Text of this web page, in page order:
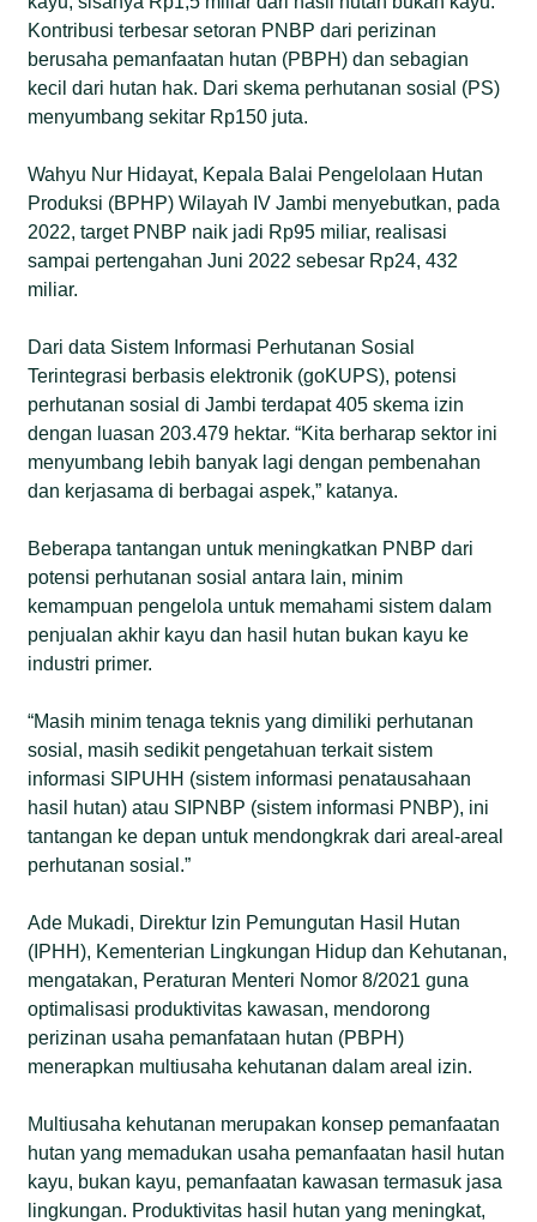
Kontribusi terbesar setoran PNBP dari perizinan
berusaha pemanfaatan hutan (PBPH) dan sebagian
kecil dari hutan hak. Dari skema perhutanan sosial (PS)
menyumbang sekitar Rp150 juta.
Wahyu Nur Hidayat, Kepala Balai Pengelolaan Hutan
Produksi (BPHP) Wilayah IV Jambi menyebutkan, pada
2022, target PNBP naik jadi Rp95 miliar, realisasi
sampai pertengahan Juni 2022 sebesar Rp24, 432
miliar.
Dari data Sistem Informasi Perhutanan Sosial
Terintegrasi berbasis elektronik (goKUPS), potensi
perhutanan sosial di Jambi terdapat 405 skema izin
dengan luasan 203.479 hektar. “Kita berharap sektor ini
menyumbang lebih banyak lagi dengan pembenahan
dan kerjasama di berbagai aspek,” katanya.
Beberapa tantangan untuk meningkatkan PNBP dari
potensi perhutanan sosial antara lain, minim
kemampuan pengelola untuk memahami sistem dalam
penjualan akhir kayu dan hasil hutan bukan kayu ke
industri primer.
“Masih minim tenaga teknis yang dimiliki perhutanan
sosial, masih sedikit pengetahuan terkait sistem
informasi SIPUHH (sistem informasi penatausahaan
hasil hutan) atau SIPNBP (sistem informasi PNBP), ini
tantangan ke depan untuk mendongkrak dari areal-areal
perhutanan sosial.”
Ade Mukadi, Direktur Izin Pemungutan Hasil Hutan
(IPHH), Kementerian Lingkungan Hidup dan Kehutanan,
mengatakan, Peraturan Menteri Nomor 8/2021 guna
optimalisasi produktivitas kawasan, mendorong
perizinan usaha pemanfataan hutan (PBPH)
menerapkan multiusaha kehutanan dalam areal izin.
Multiusaha kehutanan merupakan konsep pemanfaatan
hutan yang memadukan usaha pemanfaatan hasil hutan
kayu, bukan kayu, pemanfaatan kawasan termasuk jasa
lingkungan. Produktivitas hasil hutan yang meningkat,